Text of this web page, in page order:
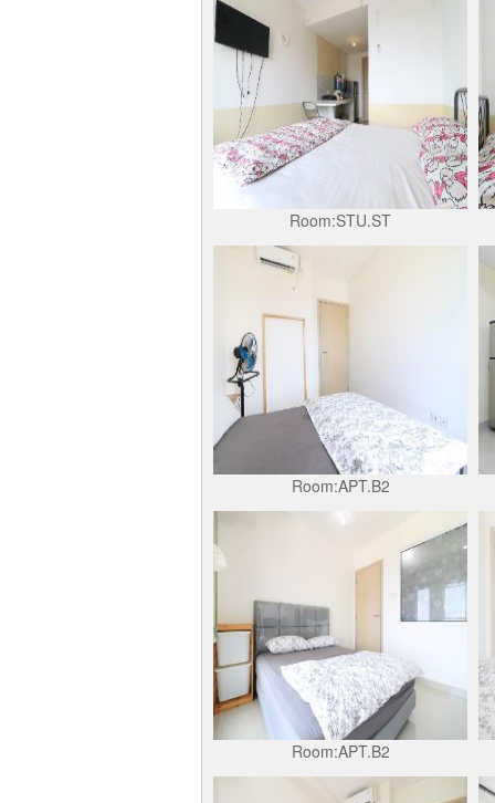
Room:STU.ST
Room:APT.B2
Room:APT.B2